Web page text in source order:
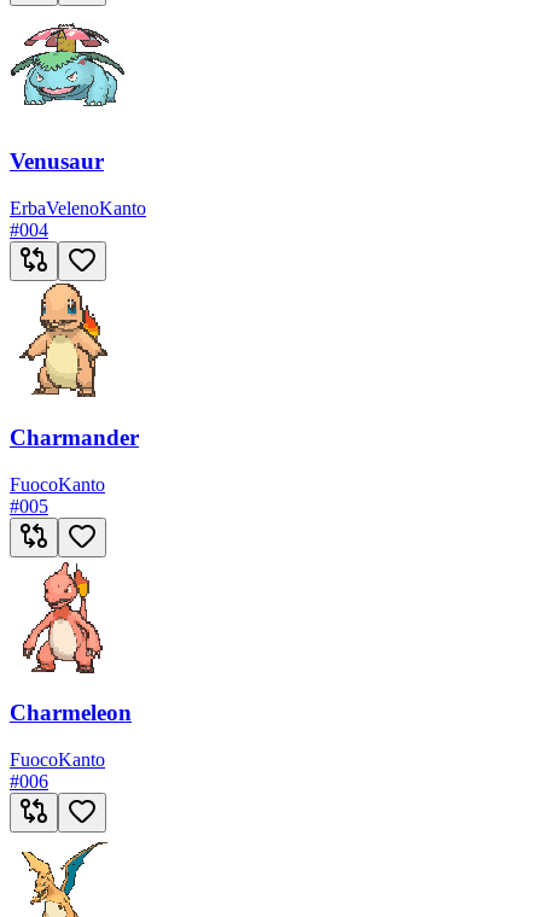
Venusaur
ErbaVelenoKanto
#004
Charmander
FuocoKanto
#005
Charmeleon
FuocoKanto
#006